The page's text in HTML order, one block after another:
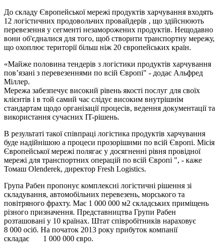
До складу Європейської мережі продуктів харчування входять
12 логістичних продовольчих провайдерів , що здійснюють
перевезення у сегменті незаморожених продуктів. Нещодавно
вони об'єдналися для того, щоб створити транспортну мережу,
що охоплює території більш ніж 20 європейських країн.
«Майже половина тендерів з логістики продуктів харчування
пов’язані з перевезеннями по всій Європі" - додає Альфред
Міллер.
Мережа забезпечує високий рівень якості послуг для своїх
клієнтів і в той самий час слідує високим внутрішнім
стандартам щодо організації процесів, ведення документації та
використання сучасних IT-рішень.
В результаті такої співпраці логістика продуктів харчування
буде надійнішою а процеси прозорішими по всій Європі. Місія
Європейської мережі полягає у досягненні рівня провідної
мережі для транспортних операцій по всій Європі ", - каже
Томаш Olenderek, директор Fresh Logistics.
Група Рабен пропонує комплексні логістичні рішення зі
складування, автомобільних перевезень, морського та
повітряного фрахту. Має 1 000 000 м2 складських приміщень
різного призначення. Представництва Групи Рабен
розташовані у 10 країнах. Штат співробітників нараховує
8 000 осіб. На початок 2013 року прибуток компанії
складає 1 000 000 євро.